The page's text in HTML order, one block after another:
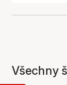
Všechny